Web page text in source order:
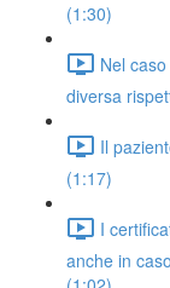
(1:30)
Nel
diversa
Il
(1:17)
I
anche in